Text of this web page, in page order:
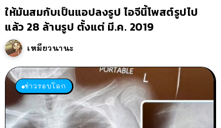
ให้มันสมกับเป็นแอปลงรูป ไอจีนี้โพสต์รูปไป
แล้ว 28 ล้านรูป ตั้งแต่ มี.ค. 2019
เหมียวนานะ
ข่าวรอบโลก